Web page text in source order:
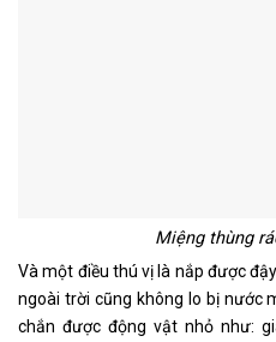
Miệng thùng
Và một điều thú vị là nắp được
ngoài trời cũng không lo bị nước
chắn được động vật nhỏ như: